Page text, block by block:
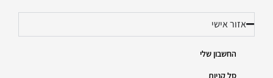
אזור אישי
החשבון שלי
סל קניות